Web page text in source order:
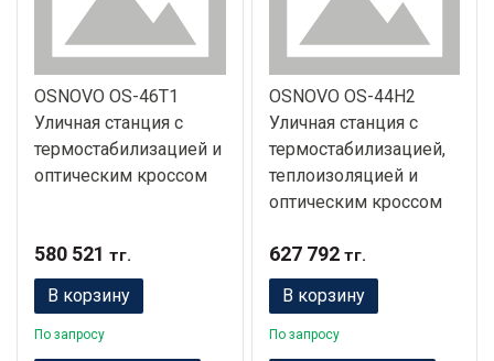
OSNOVO OS-46T1
Уличная станция с
термостабилизацией и
оптическим кроссом
580 521 тг.
В корзину
По запросу
OSNOVO OS-44H2
Уличная станция с
термостабилизацией,
теплоизоляцией и
оптическим кроссом
627 792тг.
В корзину
По запросу